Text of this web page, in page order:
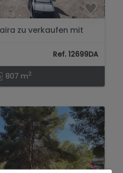
zu verkaufen mit
Ref. 12699DA
807 m2